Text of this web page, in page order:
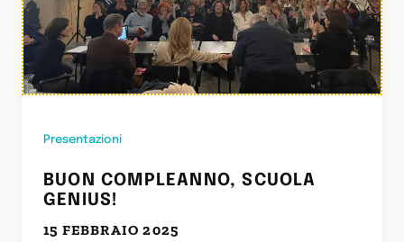
Presentazioni
BUON COMPLEANNO, SCUOLA
GENIUS!
15 FEBBRAIO 2025